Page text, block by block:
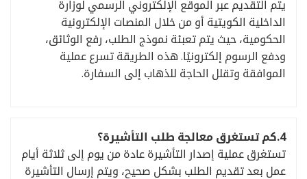
يتم التقديم عبر الموقع الإلكتروني الرسمي لوزارة
الداخلية الكويتية أو من خلال المنصات الإلكترونية
الحكومية، حيث يتم تعبئة نموذج الطلب، رفع الوثائق،
ودفع الرسوم إلكترونيًا. هذه الطريقة تسرع عملية
الموافقة وتقلل الحاجة للذهاب إلى السفارة.
4.كم تستغرق معالجة طلب التأشيرة؟
تستغرق عملية إصدار التأشيرة عادة من يوم إلى ثلاثة أيام
عمل بعد تقديم الطلب بشكل صحيح، ويتم إرسال التأشيرة